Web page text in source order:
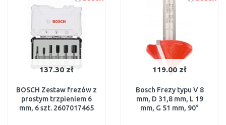
137.30 zł
BOSCH Zestaw frezów z
prostym trzpieniem 6
mm, 6 szt. 2607017465
119.00 zł
Bosch Frezy typu V 8
mm, D 31,8 mm, L 19
mm, G 51 mm, 90°